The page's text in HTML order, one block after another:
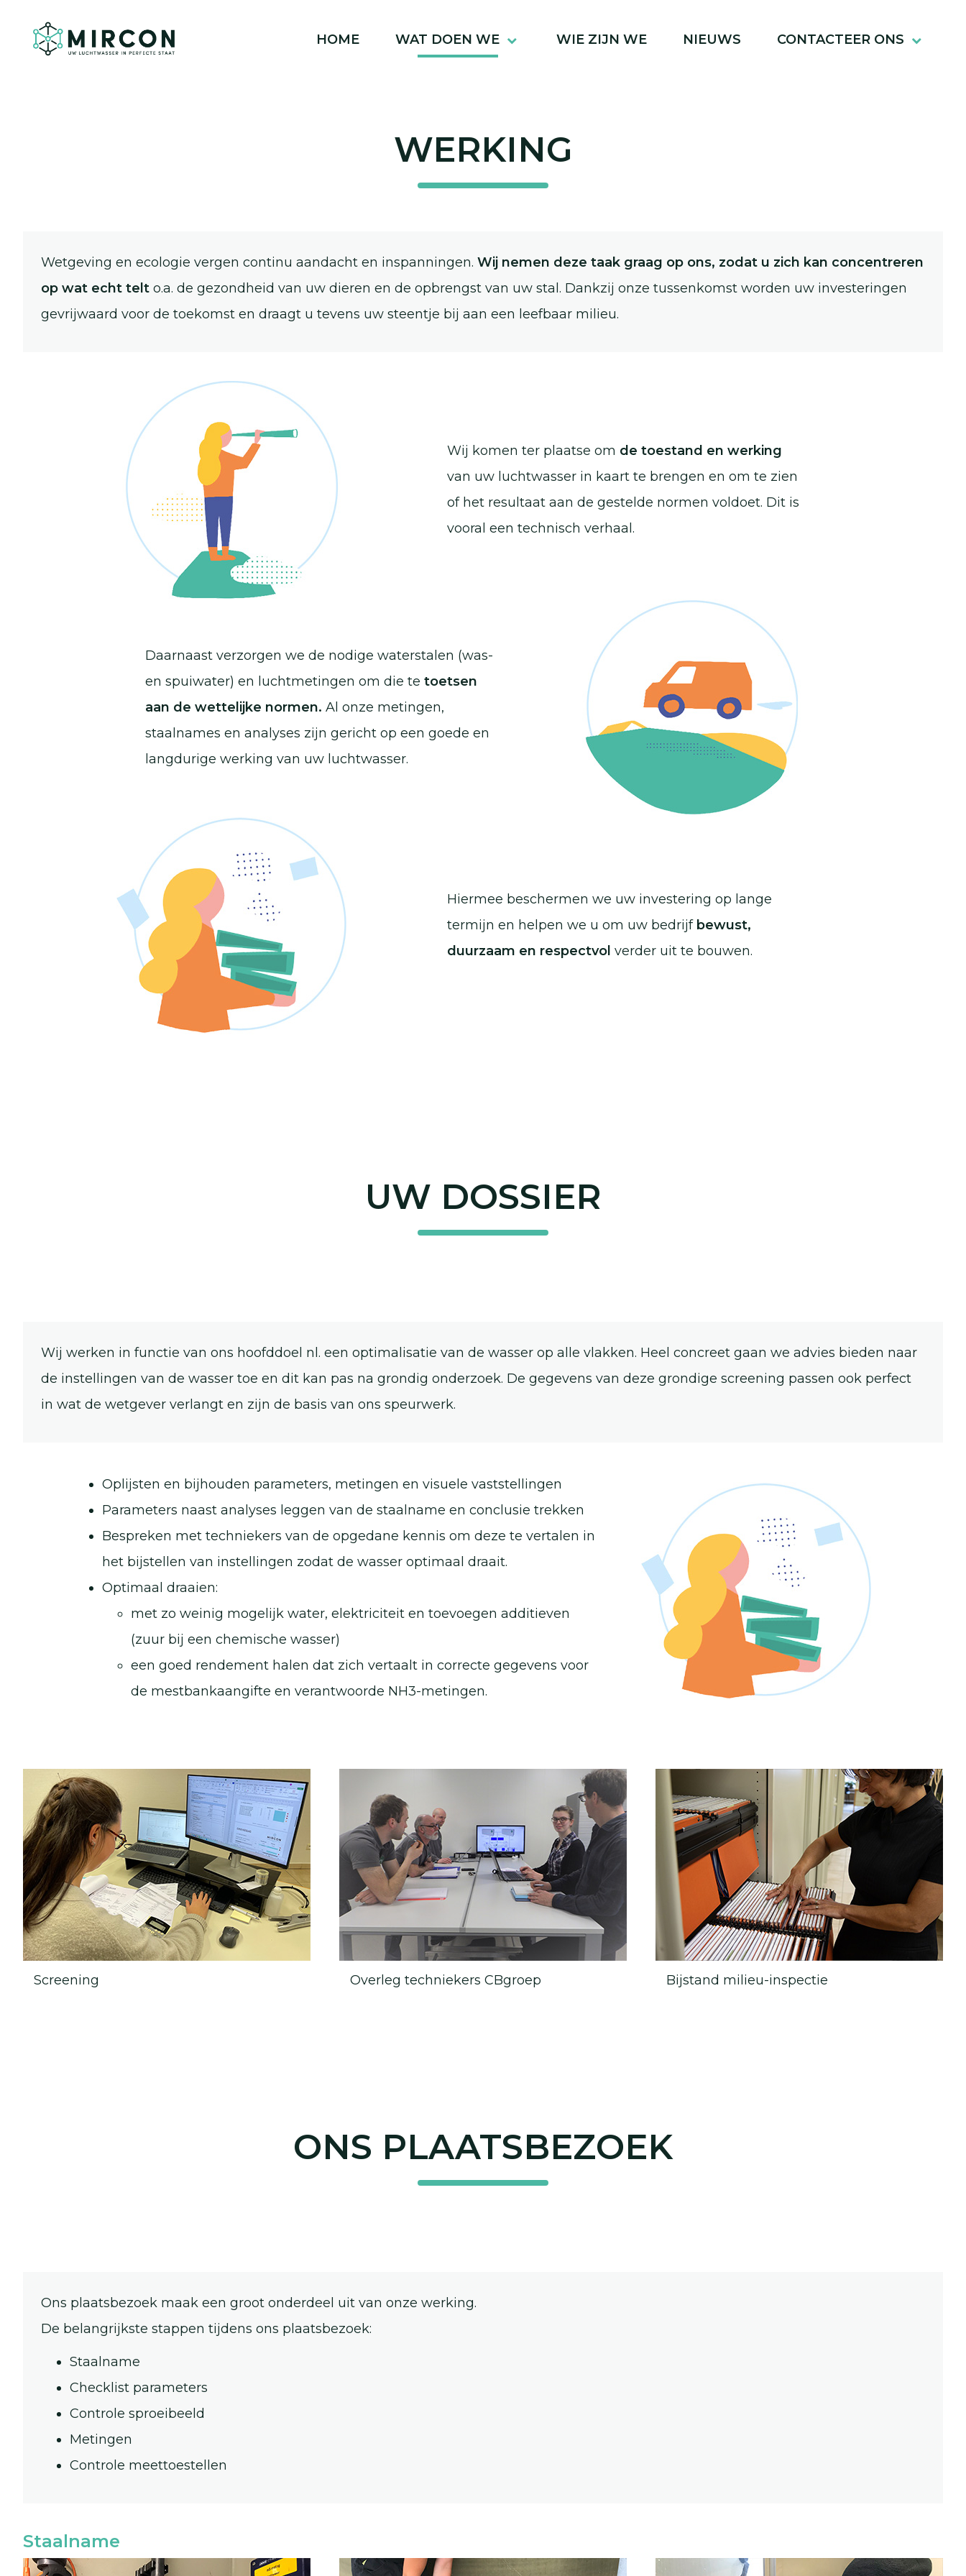
HOME WAT DOEN WE WIE ZIJN WE NIEUWS CONTACTEER ONS
WERKING
Wetgeving en ecologie vergen continu aandacht en inspanningen. Wij nemen deze taak graag op ons, zodat u zich kan concentreren
op wat echt telt o.a. de gezondheid van uw dieren en de opbrengst van uw stal. Dankzij onze tussenkomst worden uw investeringen
gevrijwaard voor de toekomst en draagt u tevens uw steentje bij aan een leefbaar milieu.
Wij komen ter plaatse om de toestand en werking
van uw luchtwasser in kaart te brengen en om te zien
of het resultaat aan de gestelde normen voldoet. Dit is
vooral een technisch verhaal.
Daarnaast verzorgen we de nodige waterstalen (was-
en spuiwater) en luchtmetingen om die te toetsen
aan de wettelijke normen. Al onze metingen,
staalnames en analyses zijn gericht op een goede en
langdurige werking van uw luchtwasser.
Hiermee beschermen we uw investering op lange
termijn en helpen we u om uw bedrijf bewust,
duurzaam en respectvol verder uit te bouwen.
UW DOSSIER
Wij werken in functie van ons hoofddoel nl. een optimalisatie van de wasser op alle vlakken. Heel concreet gaan we advies bieden naar
de instellingen van de wasser toe en dit kan pas na grondig onderzoek. De gegevens van deze grondige screening passen ook perfect
in wat de wetgever verlangt en zijn de basis van ons speurwerk.
Oplijsten en bijhouden parameters, metingen en visuele vaststellingen
Parameters naast analyses leggen van de staalname en conclusie trekken
Bespreken met techniekers van de opgedane kennis om deze te vertalen in
het bijstellen van instellingen zodat de wasser optimaal draait.
Optimaal draaien:
met zo weinig mogelijk water, elektriciteit en toevoegen additieven
(zuur bij een chemische wasser)
een goed rendement halen dat zich vertaalt in correcte gegevens voor
de mestbankaangifte en verantwoorde NH3-metingen.
Screening Overleg techniekers CBgroep Bijstand milieu-inspectie
ONS PLAATSBEZOEK
Ons plaatsbezoek maak een groot onderdeel uit van onze werking.
De belangrijkste stappen tijdens ons plaatsbezoek:
Staalname
Checklist parameters
Controle sproeibeeld
Metingen
Controle meettoestellen
Staalname